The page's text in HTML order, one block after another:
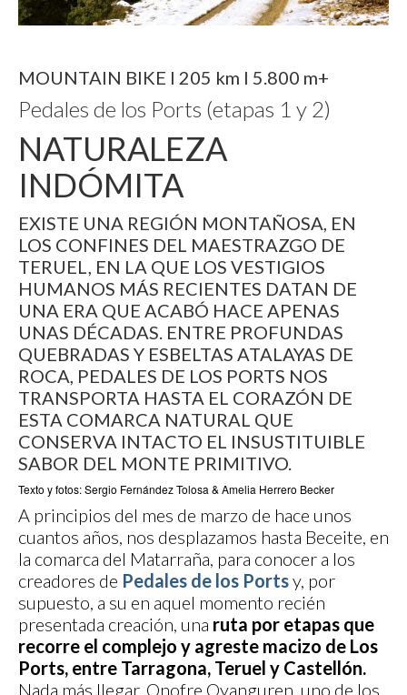
MOUNTAIN BIKE I 205 km I 5.800 m+
Pedales de los Ports (etapas 1 y 2)
NATURALEZA
INDÓMITA
EXISTE UNA REGIÓN MONTAÑOSA, EN
LOS CONFINES DEL MAESTRAZGO DE
TERUEL, EN LA QUE LOS VESTIGIOS
HUMANOS MÁS RECIENTES DATAN DE
UNA ERA QUE ACABÓ HACE APENAS
UNAS DÉCADAS. ENTRE PROFUNDAS
QUEBRADAS Y ESBELTAS ATALAYAS DE
ROCA, PEDALES DE LOS PORTS NOS
TRANSPORTA HASTA EL CORAZÓN DE
ESTA COMARCA NATURAL QUE
CONSERVA INTACTO EL INSUSTITUIBLE
SABOR DEL MONTE PRIMITIVO.
Texto y fotos: Sergio Fernández Tolosa & Amelia Herrero Becker
A principios del mes de marzo de hace unos
cuantos años, nos desplazamos hasta Beceite, en
la comarca del Matarraña, para conocer a los
creadores de Pedales de los Portsy, por
supuesto, a su en aquel momento recién
presentada creación, una ruta por etapas que
recorre el complejo y agreste macizo de Los
Ports, entre Tarragona, Teruel y Castellón.
Nada más llegar, Onofre Oyanguren, uno de los